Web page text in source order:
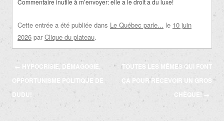
Cette entrée a été publiée dans Le Québec parle... le 10 juin
2026 par Clique du plateau.
Navigation
des
articles
← HYPOCRISIE, DÉMAGOGIE,
OPPORTUNISME POLITIQUE DE
DUDU!
TOUTES LES MÊMES QUI FONT
ÇA POUR RECEVOIR UN GROS
CHÈQUE!